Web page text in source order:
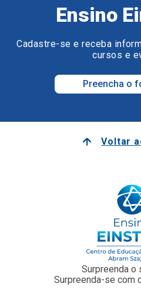
Ensino
Cadastre-se e receba
cursos e
Preencha o
Voltar
Surpreenda o
Surpreenda-se com